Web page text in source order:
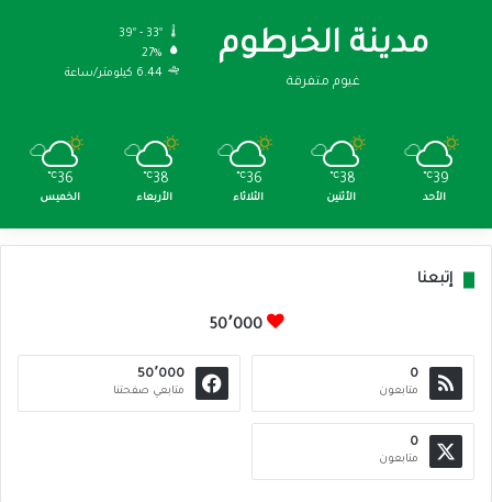
مدينة الخرطوم
غيوم متفرقة
39º - 33º
27%
6.44 كيلومتر/ساعة
39
℃
الأحد
38
℃
الأثنين
36
℃
الثلاثاء
38
℃
الأربعاء
36
℃
الخميس
إتبعنا
50٬000
0
متابعون
50٬000
متابعي صفحتنا
0
متابعون